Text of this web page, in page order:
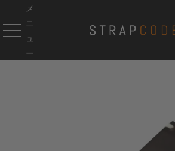
メ
ニ
ュ
ー